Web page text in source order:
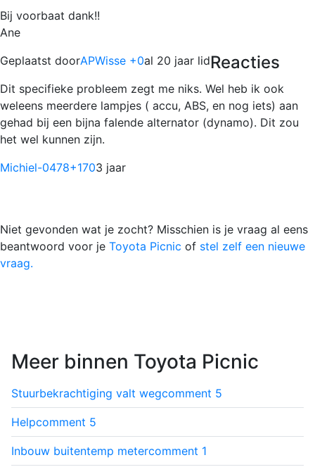
Bij voorbaat dank!!
Ane
Geplaatst doorAPWisse +0al 20 jaar lidReacties
Dit specifieke probleem zegt me niks. Wel heb ik ook
weleens meerdere lampjes ( accu, ABS, en nog iets) aan
gehad bij een bijna falende alternator (dynamo). Dit zou
het wel kunnen zijn.
Michiel-0478+1703 jaar
Niet gevonden wat je zocht? Misschien is je vraag al eens
beantwoord voor je Toyota Picnic of stel zelf een nieuwe
vraag.
Meer binnen Toyota Picnic
Stuurbekrachtiging valt wegcomment 5
Helpcomment 5
Inbouw buitentemp metercomment 1